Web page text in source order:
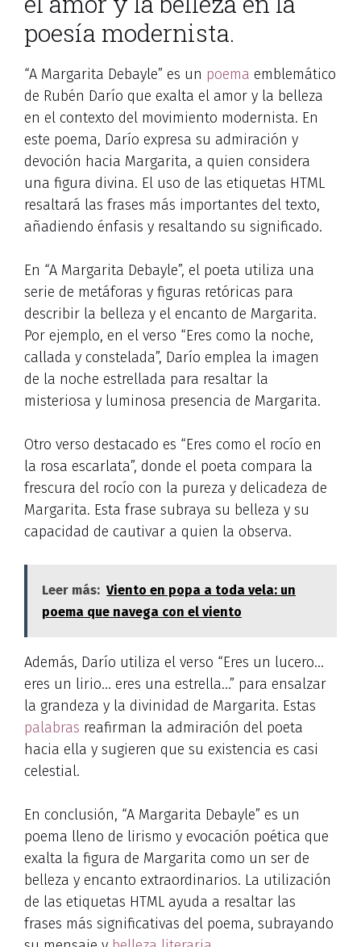
poesía modernista.
“A Margarita Debayle” es un poema emblemático
de Rubén Darío que exalta el amor y la belleza
en el contexto del movimiento modernista. En
este poema, Darío expresa su admiración y
devoción hacia Margarita, a quien considera
una figura divina. El uso de las etiquetas HTML
resaltará las frases más importantes del texto,
añadiendo énfasis y resaltando su significado.
En “A Margarita Debayle”, el poeta utiliza una
serie de metáforas y figuras retóricas para
describir la belleza y el encanto de Margarita.
Por ejemplo, en el verso “Eres como la noche,
callada y constelada”, Darío emplea la imagen
de la noche estrellada para resaltar la
misteriosa y luminosa presencia de Margarita.
Otro verso destacado es “Eres como el rocío en
la rosa escarlata”, donde el poeta compara la
frescura del rocío con la pureza y delicadeza de
Margarita. Esta frase subraya su belleza y su
capacidad de cautivar a quien la observa.
Leer más: Viento en popa a toda vela: un
poema que navega con el viento
Además, Darío utiliza el verso “Eres un lucero…
eres un lirio… eres una estrella…” para ensalzar
la grandeza y la divinidad de Margarita. Estas
palabras reafirman la admiración del poeta
hacia ella y sugieren que su existencia es casi
celestial.
En conclusión, “A Margarita Debayle” es un
poema lleno de lirismo y evocación poética que
exalta la figura de Margarita como un ser de
belleza y encanto extraordinarios. La utilización
de las etiquetas HTML ayuda a resaltar las
frases más significativas del poema, subrayando